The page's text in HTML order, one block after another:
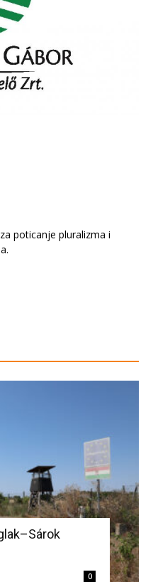
poticanje pluralizma i
0